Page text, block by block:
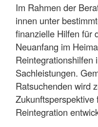
Im Rahmen der
innen unter
finanzielle Hilfen für
Neuanfang im
Reintegrationshilfen
Sachleistungen.
Ratsuchenden wird
Reintegration